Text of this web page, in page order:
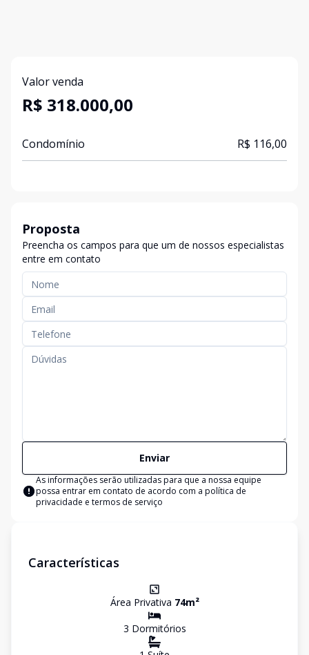
Valor venda
R$ 318.000,00
Condomínio R$ 116,00
Proposta
Preencha os campos para que um de nossos especialistas
entre em contato
Enviar
As informações serão utilizadas para que a nossa equipe
possa entrar em contato de acordo com a política de
privacidade e termos de serviço
Características
Área Privativa 74m²
3 Dormitórios